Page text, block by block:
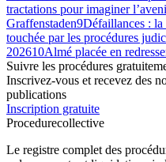
tractations pour imaginer
Graffenstaden9Défaillances : la
touchée par les procédures
202610Almé placée en
Suivre les procédures
Inscrivez-vous et recevez des
publications
Inscription gratuite
Procedurecollective
Le registre complet des